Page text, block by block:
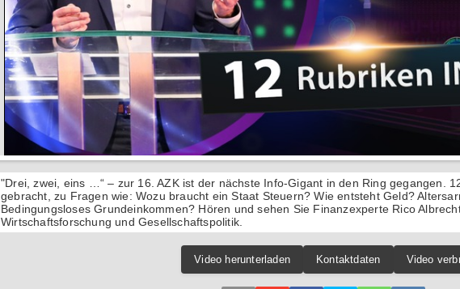
"Drei, zwei, eins …“ – zur 16. AZK ist der nächste Info-Gigant in den Ring gegangen.
gebracht, zu Fragen wie: Wozu braucht ein Staat Steuern? Wie entsteht Geld?
Bedingungsloses Grundeinkommen? Hören und sehen Sie Finanzexperte Rico
Wirtschaftsforschung und Gesellschaftspolitik.
Video herunterladen Kontaktdaten Video